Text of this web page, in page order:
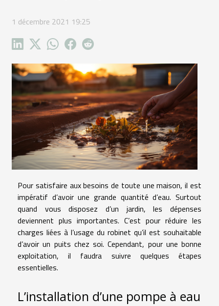
1 décembre 2021 19:25
Pour satisfaire aux besoins de toute une maison, il est
impératif d’avoir une grande quantité d’eau. Surtout
quand vous disposez d’un jardin, les dépenses
deviennent plus importantes. C’est pour réduire les
charges liées à l’usage du robinet qu’il est souhaitable
d’avoir un puits chez soi. Cependant, pour une bonne
exploitation, il faudra suivre quelques étapes
essentielles.
L’installation d’une pompe à eau